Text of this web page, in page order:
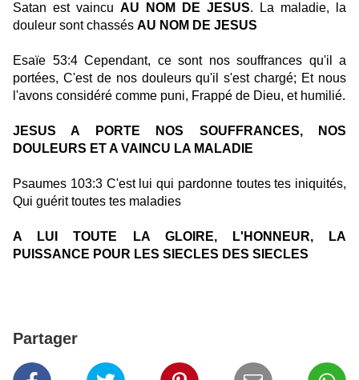
Satan est vaincu AU NOM DE JESUS. La maladie, la
douleur sont chassés AU NOM DE JESUS
Esaïe 53:4 Cependant, ce sont nos souffrances qu'il a
portées, C'est de nos douleurs qu'il s'est chargé; Et nous
l'avons considéré comme puni, Frappé de Dieu, et humilié.
JESUS A PORTE NOS SOUFFRANCES, NOS
DOULEURS ET A VAINCU LA MALADIE
Psaumes 103:3 C'est lui qui pardonne toutes tes iniquités,
Qui guérit toutes tes maladies
A LUI TOUTE LA GLOIRE, L'HONNEUR, LA
PUISSANCE POUR LES SIECLES DES SIECLES
Partager